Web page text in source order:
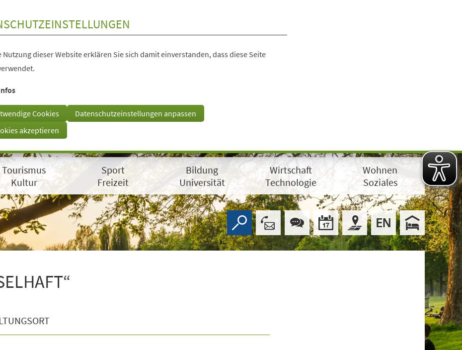
Nutzung dieser Website erklären Sie sich damit einverstanden, dass diese Seite
Cookies
Datenschutzeinstellungen anpassen
akzeptieren
Tourismus
Kultur
Sport
Freizeit
Bildung
Universität
Wirtschaft
Technologie
Wohnen
Soziales